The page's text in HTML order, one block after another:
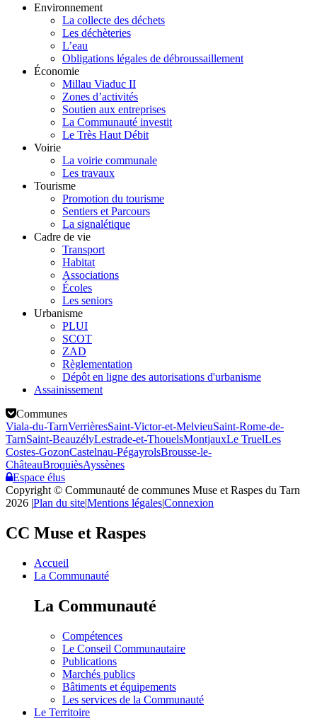
Environnement
La collecte des déchets
Les déchèteries
L’eau
Obligations légales de débroussaillement
Économie
Millau Viaduc II
Zones d’activités
Soutien aux entreprises
La Communauté investit
Le Très Haut Débit
Voirie
La voirie communale
Les travaux
Tourisme
Promotion du tourisme
Sentiers et Parcours
La signalétique
Cadre de vie
Transport
Habitat
Associations
Écoles
Les seniors
Urbanisme
PLUI
SCOT
ZAD
Règlementation
Dépôt en ligne des autorisations d'urbanisme
Assainissement
Communes
Viala-du-TarnVerrièresSaint-Victor-et-MelvieuSaint-Rome-de-
TarnSaint-BeauzélyLestrade-et-ThouelsMontjauxLe TruelLes
Costes-GozonCastelnau-PégayrolsBrousse-le-
ChâteauBroquièsAyssènes
Espace élus
Copyright © Communauté de communes Muse et Raspes du Tarn
2026 |Plan du site|Mentions légales|Connexion
CC Muse et Raspes
Accueil
La Communauté
La Communauté
Compétences
Le Conseil Communautaire
Publications
Marchés publics
Bâtiments et équipements
Les services de la Communauté
Le Territoire